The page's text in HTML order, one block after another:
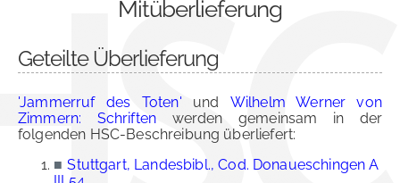
Mitüberlieferung
Geteilte Überlieferung
'Jammerruf des Toten' und Wilhelm Werner von
Zimmern: Schriften werden gemeinsam in der
folgenden HSC-Beschreibung überliefert:
■ Stuttgart, Landesbibl., Cod. Donaueschingen A